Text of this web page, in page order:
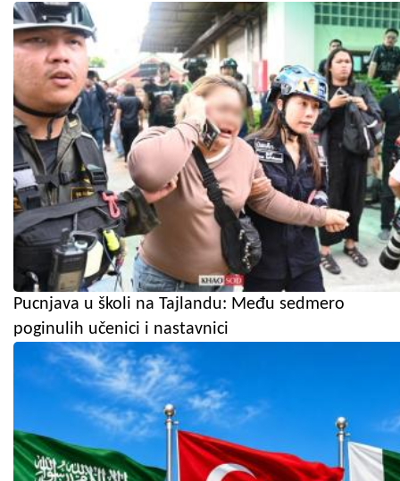
Pucnjava u školi na Tajlandu: Među sedmero
poginulih učenici i nastavnici